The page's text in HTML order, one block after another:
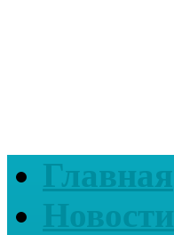
Главная
Новости